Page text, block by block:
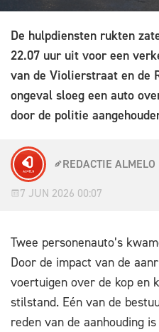
De hulpdiensten rukten
22.07 uur uit voor een
van de Violierstraat en de
ongeval sloeg een auto
door de politie
REDACTIE ALMELO
7 JUN 2026 00:07
Twee personenauto’s
Door de impact van de
voertuigen over de kop en
stilstand. Eén van de
reden van de aanhouding